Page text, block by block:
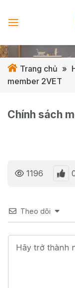
Trang chủ »
member 2VET
Chính sách
1196
Theo dõi